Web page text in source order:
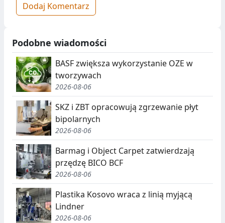
Dodaj Komentarz
Podobne wiadomości
BASF zwiększa wykorzystanie OZE w
tworzywach
2026-08-06
SKZ i ZBT opracowują zgrzewanie płyt
bipolarnych
2026-08-06
Barmag i Object Carpet zatwierdzają
przędzę BICO BCF
2026-08-06
Plastika Kosovo wraca z linią myjącą
Lindner
2026-08-06